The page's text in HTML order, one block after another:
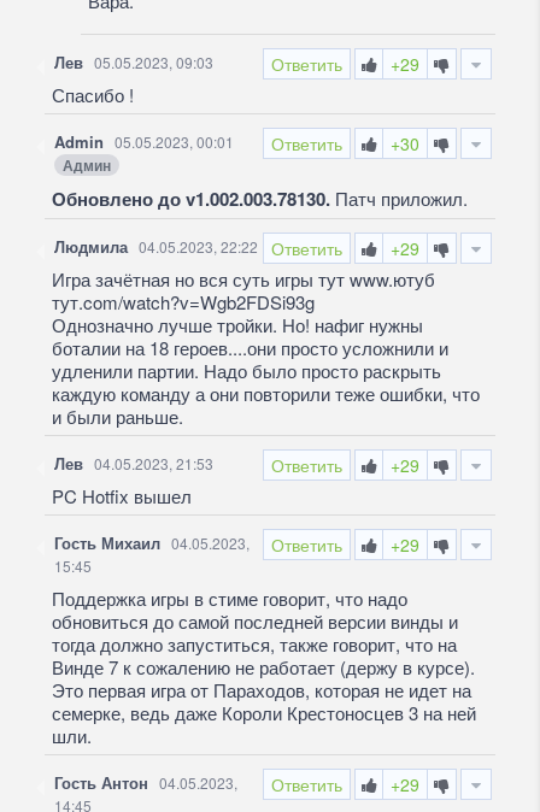
Ответить +29
Лев 05.05.2023, 09:03
Спасибо !
Ответить +30
Admin 05.05.2023, 00:01
Админ
Обновлено до v1.002.003.78130. Патч приложил.
Ответить +29
Людмила 04.05.2023, 22:22
Игра зачётная но вся суть игры тут www.ютуб
тут.com/watch?v=Wgb2FDSi93g
Однозначно лучше тройки. Но! нафиг нужны
боталии на 18 героев....они просто усложнили и
удленили партии. Надо было просто раскрыть
каждую команду а они повторили теже ошибки, что
и были раньше.
Ответить +29
Лев 04.05.2023, 21:53
PC Hotfix вышел
Ответить +29
Гость Михаил 04.05.2023,
15:45
Поддержка игры в стиме говорит, что надо
обновиться до самой последней версии винды и
тогда должно запуститься, также говорит, что на
Винде 7 к сожалению не работает (держу в курсе).
Это первая игра от Параходов, которая не идет на
семерке, ведь даже Короли Крестоносцев 3 на ней
шли.
Ответить +29
Гость Антон 04.05.2023,
14:45